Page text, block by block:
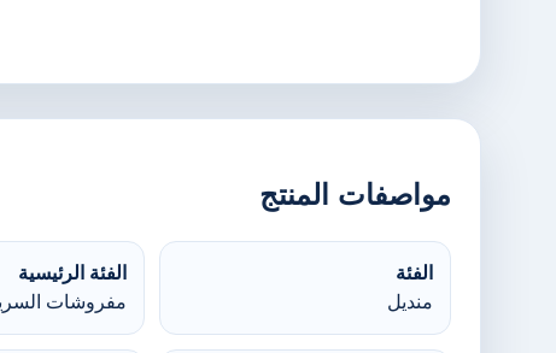
مواصفات المنتج
الفئة
منديل
الفئة الرئيسية
مفروشات